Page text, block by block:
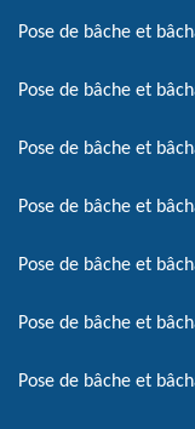
Pose de bâche et
Pose de bâche et
Pose de bâche et
Pose de bâche et
Pose de bâche et
Pose de bâche et
Pose de bâche et